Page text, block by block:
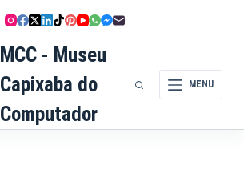
MCC - Museu
Capixaba do
Computador
MENU